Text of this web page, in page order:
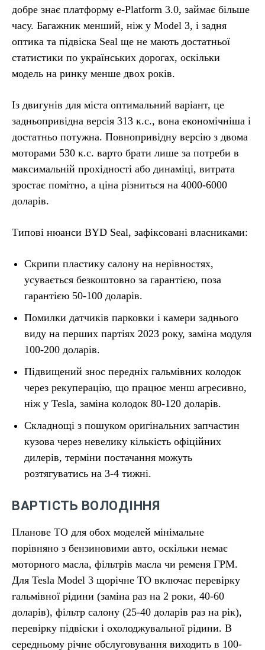
добре знає платформу e-Platform 3.0, займає більше
часу. Багажник менший, ніж у Model 3, і задня
оптика та підвіска Seal ще не мають достатньої
статистики по українських дорогах, оскільки
модель на ринку менше двох років.
Із двигунів для міста оптимальний варіант, це
задньопривідна версія 313 к.с., вона економічніша і
достатньо потужна. Повнопривідну версію з двома
моторами 530 к.с. варто брати лише за потреби в
максимальній прохідності або динаміці, витрата
зростає помітно, а ціна різниться на 4000-6000
доларів.
Типові нюанси BYD Seal, зафіксовані власниками:
Скрипи пластику салону на нерівностях,
усувається безкоштовно за гарантією, поза
гарантією 50-100 доларів.
Помилки датчиків парковки і камери заднього
виду на перших партіях 2023 року, заміна модуля
100-200 доларів.
Підвищений знос передніх гальмівних колодок
через рекуперацію, що працює менш агресивно,
ніж у Tesla, заміна колодок 80-120 доларів.
Складнощі з пошуком оригінальних запчастин
кузова через невелику кількість офіційних
дилерів, терміни постачання можуть
розтягуватись на 3-4 тижні.
ВАРТІСТЬ ВОЛОДІННЯ
Планове ТО для обох моделей мінімальне
порівняно з бензиновими авто, оскільки немає
моторного масла, фільтрів масла чи ременя ГРМ.
Для Tesla Model 3 щорічне ТО включає перевірку
гальмівної рідини (заміна раз на 2 роки, 40-60
доларів), фільтр салону (25-40 доларів раз на рік),
перевірку підвіски і охолоджувальної рідини. В
середньому річне обслуговування виходить в 100-